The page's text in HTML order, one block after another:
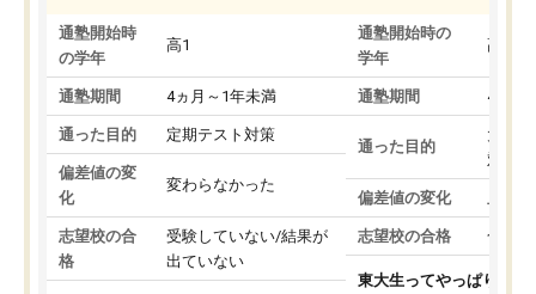
通塾開始時
の学年
高1
通塾期間 4ヵ月～1年未満
通った目的 定期テスト対策
偏差値の変
化
変わらなかった
志望校の合
格
受験していない/結果が
出ていない
通塾開始時の
学年
高3
通塾期間 4ヵ月
通った目的
大学
対策
偏差値の変化 上が
志望校の合格 合格
東大生ってやっぱりすご